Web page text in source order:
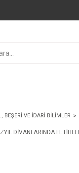
BEŞERİ VE İDARİ BİLİMLER